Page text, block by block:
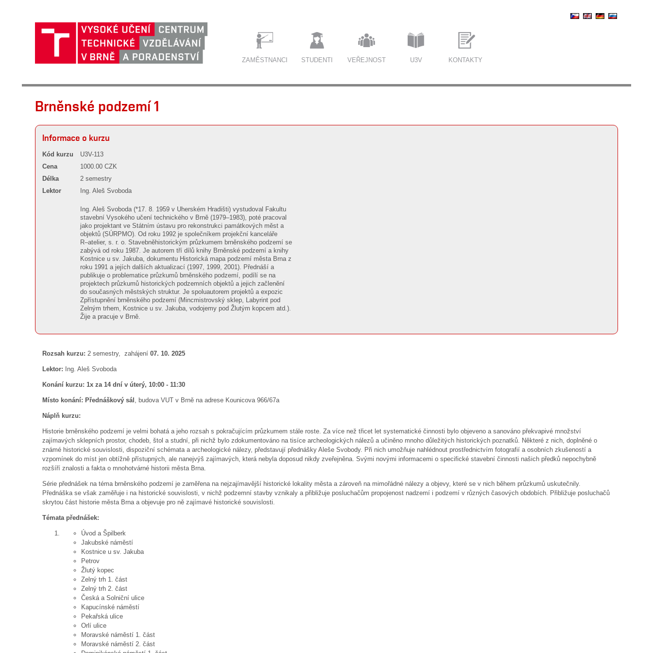
ZAMĚSTNANCI STUDENTI VEŘEJNOST U3V KONTAKTY
Brněnské podzemí 1
Informace o kurzu
Kód kurzu
U3V-113
Cena
1000.00 CZK
Délka
2 semestry
Lektor
Ing. Aleš Svoboda
Ing. Aleš Svoboda (*17. 8. 1959 v Uherském Hradišti) vystudoval Fakultu
stavební Vysokého učení technického v Brně (1979–1983), poté pracoval
jako projektant ve Státním ústavu pro rekonstrukci památkových měst a
objektů (SÚRPMO). Od roku 1992 je společníkem projekční kanceláře
R–atelier, s. r. o. Stavebněhistorickým průzkumem brněnského podzemí se
zabývá od roku 1987. Je autorem tří dílů knihy Brněnské podzemí a knihy
Kostnice u sv. Jakuba, dokumentu Historická mapa podzemí města Brna z
roku 1991 a jejích dalších aktualizací (1997, 1999, 2001). Přednáší a
publikuje o problematice průzkumů brněnského podzemí, podílí se na
projektech průzkumů historických podzemních objektů a jejich začlenění
do současných městských struktur. Je spoluautorem projektů a expozic
Zpřístupnění brněnského podzemí (Mincmistrovský sklep, Labyrint pod
Zelným trhem, Kostnice u sv. Jakuba, vodojemy pod Žlutým kopcem atd.).
Žije a pracuje v Brně.
Rozsah kurzu: 2 semestry, zahájení 07. 10. 2025
Lektor: Ing. Aleš Svoboda
Konání kurzu: 1x za 14 dní v úterý, 10:00 - 11:30
Místo konání: Přednáškový sál , budova VUT v Brně na adrese Kounicova 966/67a
Náplň kurzu:
Historie brněnského podzemí je velmi bohatá a jeho rozsah s pokračujícím průzkumem stále roste. Za více než třicet let systematické činnosti bylo objeveno a sanováno překvapivé množství
zajímavých sklepních prostor, chodeb, štol a studní, při nichž bylo zdokumentováno na tisíce archeologických nálezů a učiněno mnoho důležitých historických poznatků. Některé z nich, doplněné o
známé historické souvislosti, dispoziční schémata a archeologické nálezy, představují přednášky Aleše Svobody. Při nich umožňuje nahlédnout prostřednictvím fotografií a osobních zkušeností a
vzpomínek do míst jen obtížně přístupných, ale nanejvýš zajímavých, která nebyla doposud nikdy zveřejněna. Svými novými informacemi o specifické stavební činnosti našich předků nepochybně
rozšíří znalosti a fakta o mnohotvárné historii města Brna.
Série přednášek na téma brněnského podzemí je zaměřena na nejzajímavější historické lokality města a zároveň na mimořádné nálezy a objevy, které se v nich během průzkumů uskutečnily.
Přednáška se však zaměřuje i na historické souvislosti, v nichž podzemní stavby vznikaly a přibližuje posluchačům propojenost nadzemí i podzemí v různých časových obdobích. Přibližuje posluchačů
skrytou část historie města Brna a objevuje pro ně zajímavé historické souvislosti.
Témata přednášek:
Úvod a Špilberk
Jakubské náměstí
Kostnice u sv. Jakuba
Petrov
Žlutý kopec
Zelný trh 1. část
Zelný trh 2. část
Česká a Solniční ulice
Kapucínské náměstí
Pekařská ulice
Orlí ulice
Moravské náměstí 1. část
Moravské náměstí 2. část